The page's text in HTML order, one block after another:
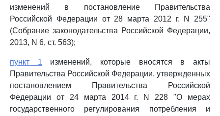
изменений в постановление Правительства
Российской Федерации от 28 марта 2012 г. N 255"
(Собрание законодательства Российской Федерации,
2013, N 6, ст. 563);
пункт 1 изменений, которые вносятся в акты
Правительства Российской Федерации, утвержденных
постановлением Правительства Российской
Федерации от 24 марта 2014 г. N 228 "О мерах
государственного регулирования потребления и